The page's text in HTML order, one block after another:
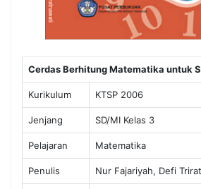
Cerdas Berhitung Matematika untuk
Kurikulum KTSP 2006
Jenjang SD/MI Kelas 3
Pelajaran Matematika
Penulis Nur Fajariyah, Defi